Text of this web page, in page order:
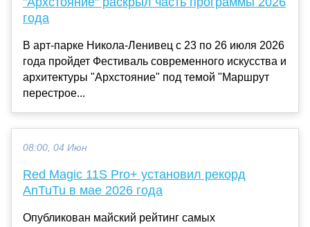
года
В арт-парке Никола-Ленивец с 23 по 26 июля 2026
года пройдет Фестиваль современного искусства и
архитектуры "Архстояние" под темой "Маршрут
перестрое...
08:00, 04 Июн
Red Magic 11S Pro+ установил рекорд
AnTuTu в мае 2026 года
Опубликован майский рейтинг самых